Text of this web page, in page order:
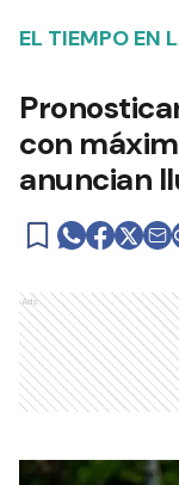
EL TIEMPO EN
con
anuncian
Ads